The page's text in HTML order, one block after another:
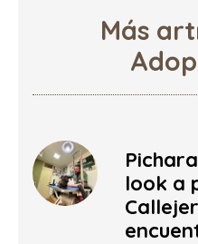
Más
look a